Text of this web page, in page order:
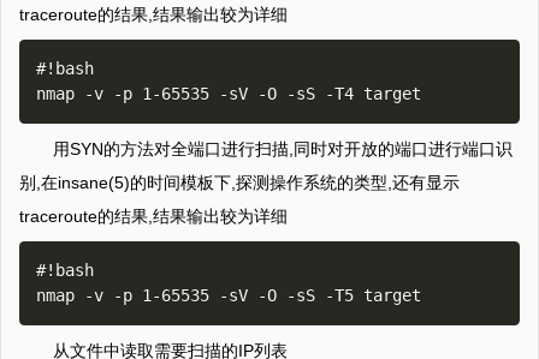
traceroute的结果,结果输出较为详细
#!bash
用SYN的方法对全端口进行扫描,同时对开放的端口进行端口识
别,在insane(5)的时间模板下,探测操作系统的类型,还有显示
traceroute的结果,结果输出较为详细
#!bash
从文件中读取需要扫描的IP列表